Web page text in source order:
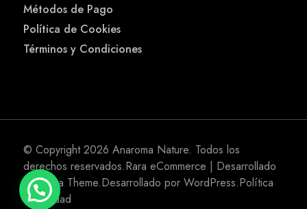
Métodos de Pago
Política de Cookies
Términos y Condiciones
© Copyright 2026 Anaroma Nature. Todos los
derechos reservados.Rara eCommerce | Desarrollado
porRara Theme.Desarrollado por WordPress.Política
Privacidad